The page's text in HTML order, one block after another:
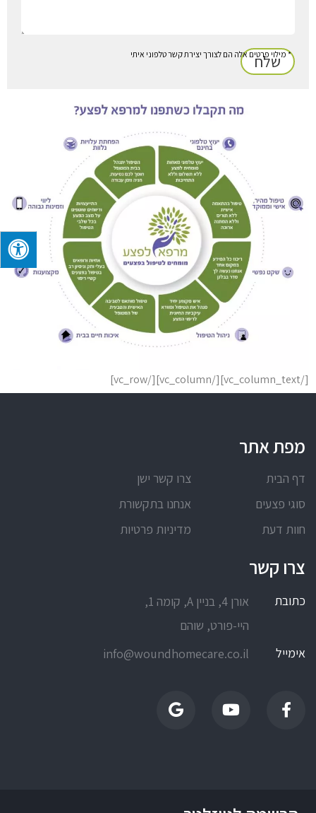
* מילוי פרטים אלה הם לצורך יצירת קשר טלפוני איתי
[/vc_column_text][/vc_column][/vc_row]
מפת אתר
דף הבית
צרו קשר ישן
סוגי פצעים
אנחנו בתקשורת
חוות דעת
מדיניות פרטיות
צרו קשר
כתובת
אורן 4, בניין A, קומה 1,
היי-פורט, שוהם
אימייל
info@woundhomecare.co.il